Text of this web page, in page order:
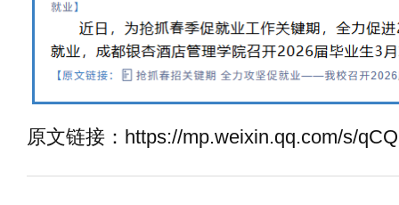
原文链接：https://mp.weixin.qq.com/s/